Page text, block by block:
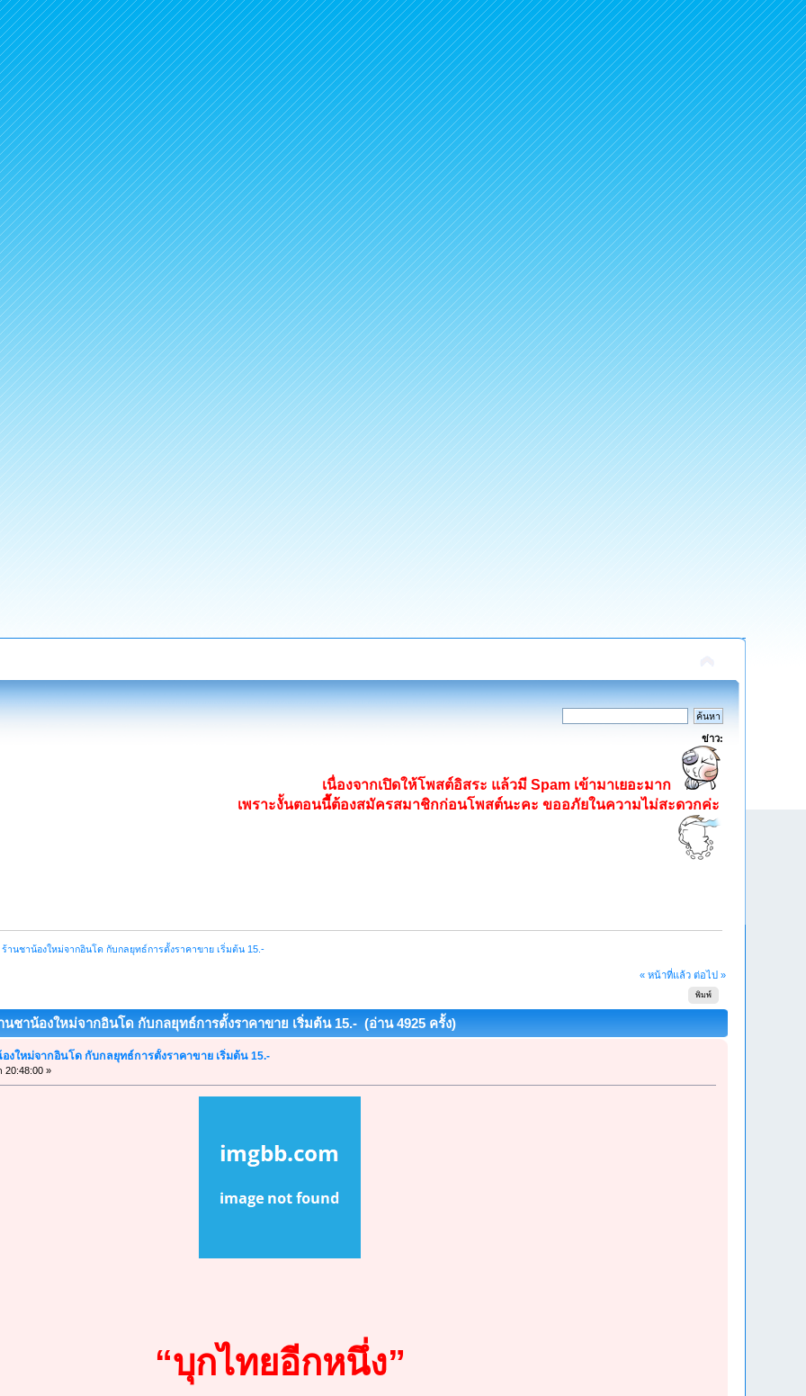
ข่าว:
เนื่องจากเปิดให้โพสต์อิสระ แล้วมี Spam เข้ามาเยอะมาก
เพราะงั้นตอนนี้ต้องสมัครสมาชิกก่อนโพสต์นะคะ ขออภัยในความไม่สะดวกค่ะ
ร้านชาน้องใหม่จากอินโด กับกลยุทธ์การตั้งราคาขาย เริ่มต้น 15.-
« หน้าที่แล้ว ต่อไป »
พิมพ์
ชาน้องใหม่จากอินโด กับกลยุทธ์การตั้งราคาขาย เริ่มต้น 15.- (อ่าน 4925 ครั้ง)
งใหม่จากอินโด กับกลยุทธ์การตั้งราคาขาย เริ่มต้น 15.-
20:48:00 »
“บุกไทยอีกหนึ่ง”